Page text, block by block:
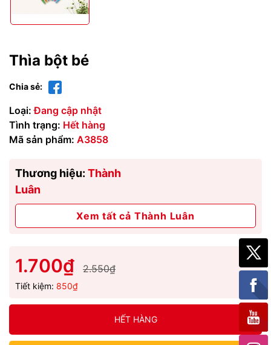
Thìa bột bé
Chia sẻ:
Loại: Đang cập nhật
Tình trạng: Hết hàng
Mã sản phẩm: A3858
Thương hiệu: Thành
Luân
Xem tất cả Thành Luân
1.700₫ 2.550₫
Tiết kiệm: 850₫
HẾT HÀNG